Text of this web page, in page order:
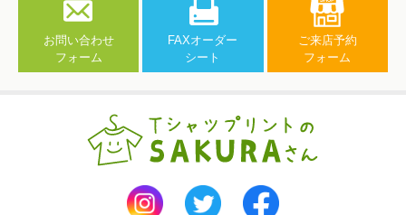
お問い合わせ
フォーム
FAXオーダー
シート
ご来店予約
フォーム